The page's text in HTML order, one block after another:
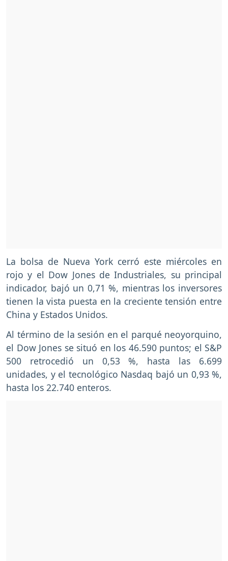
La bolsa de Nueva York cerró este miércoles en
rojo y el Dow Jones de Industriales, su principal
indicador, bajó un 0,71 %, mientras los inversores
tienen la vista puesta en la creciente tensión entre
China y Estados Unidos.
Al término de la sesión en el parqué neoyorquino,
el Dow Jones se situó en los 46.590 puntos; el S&P
500 retrocedió un 0,53 %, hasta las 6.699
unidades, y el tecnológico Nasdaq bajó un 0,93 %,
hasta los 22.740 enteros.